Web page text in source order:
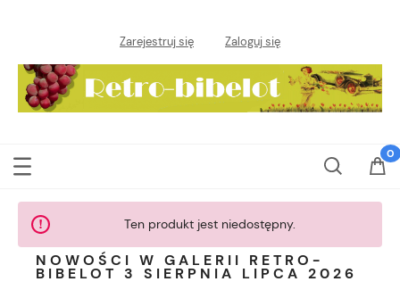
Zarejestruj się Zaloguj się
Ten produkt jest niedostępny.
NOWOŚCI W GALERII RETRO-
BIBELOT 3 SIERPNIA LIPCA 2026